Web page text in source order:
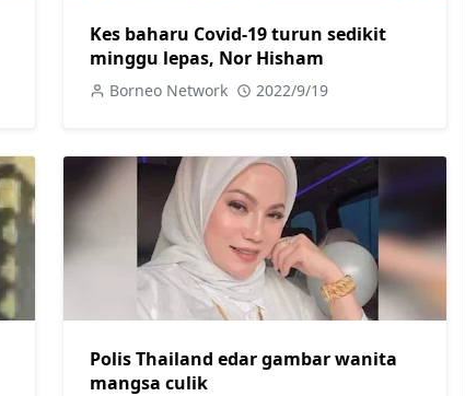
Kes baharu Covid-19 turun sedikit
minggu lepas, Nor Hisham
Borneo Network 2022/9/19
Polis Thailand edar gambar wanita
mangsa culik